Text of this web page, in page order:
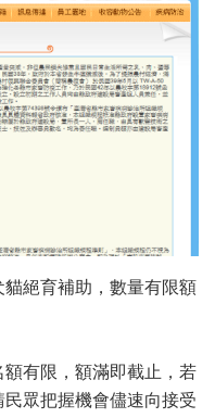
絕育補助，數量有限額
有限，額滿即截止，若
眾把握機會儘速向接受